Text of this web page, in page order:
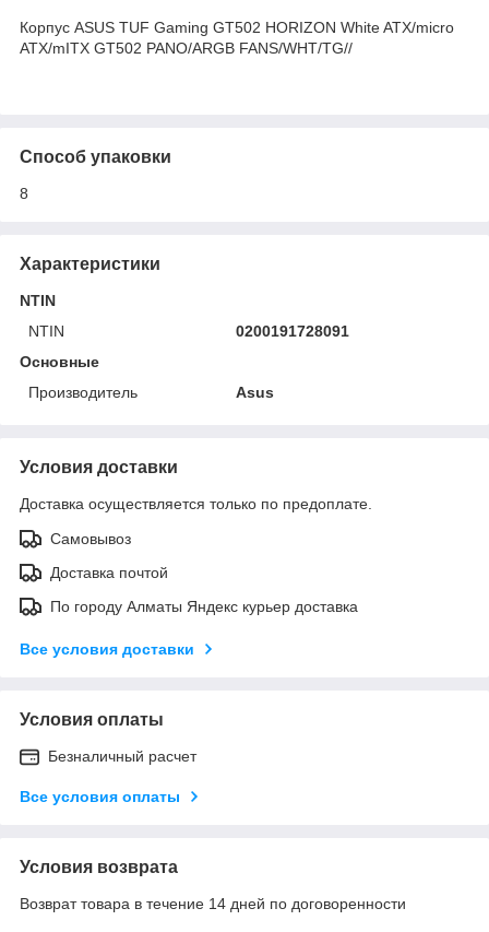
Корпус ASUS TUF Gaming GT502 HORIZON White ATX/micro
ATX/mITX GT502 PANO/ARGB FANS/WHT/TG//
Способ упаковки
8
Характеристики
NTIN
NTIN
0200191728091
Основные
Производитель
Asus
Условия доставки
Доставка осуществляется только по предоплате.
Самовывоз
Доставка почтой
По городу Алматы Яндекс курьер доставка
Все условия доставки
Условия оплаты
Безналичный расчет
Все условия оплаты
Условия возврата
Возврат товара в течение 14 дней по договоренности